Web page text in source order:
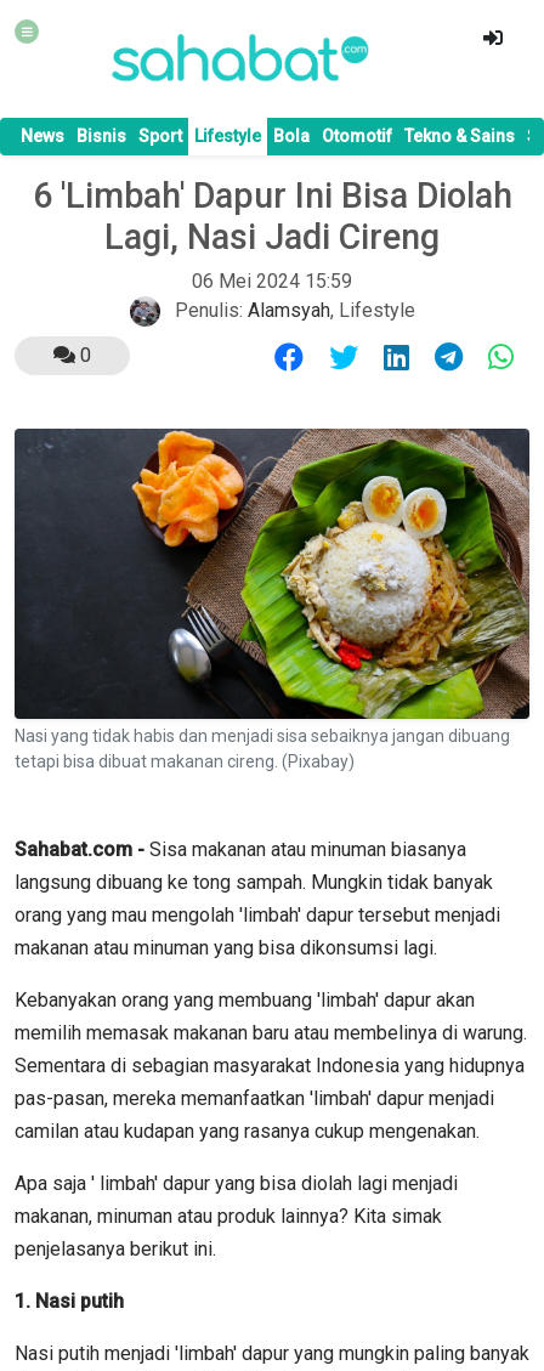
News Bisnis Sport Lifestyle Bola Otomotif Tekno & Sains
6 'Limbah' Dapur Ini Bisa Diolah
Lagi, Nasi Jadi Cireng
06 Mei 2024 15:59
Penulis: Alamsyah, Lifestyle
0
Nasi yang tidak habis dan menjadi sisa sebaiknya jangan dibuang
tetapi bisa dibuat makanan cireng. (Pixabay)
Sahabat.com - Sisa makanan atau minuman biasanya
langsung dibuang ke tong sampah. Mungkin tidak banyak
orang yang mau mengolah 'limbah' dapur tersebut menjadi
makanan atau minuman yang bisa dikonsumsi lagi.
Kebanyakan orang yang membuang 'limbah' dapur akan
memilih memasak makanan baru atau membelinya di warung.
Sementara di sebagian masyarakat Indonesia yang hidupnya
pas-pasan, mereka memanfaatkan 'limbah' dapur menjadi
camilan atau kudapan yang rasanya cukup mengenakan.
Apa saja ' limbah' dapur yang bisa diolah lagi menjadi
makanan, minuman atau produk lainnya? Kita simak
penjelasanya berikut ini.
1. Nasi putih
Nasi putih menjadi 'limbah' dapur yang mungkin paling banyak